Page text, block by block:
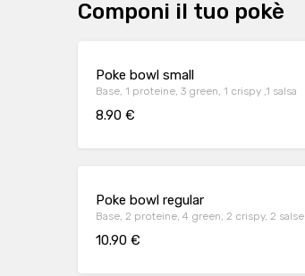
Componi il tuo pokè
Poke bowl small
Base, 1 proteine, 3 green, 1 crispy ,1 salsa
8.90 €
Poke bowl regular
Base, 2 proteine, 4 green, 2 crispy, 2 salse
10.90 €